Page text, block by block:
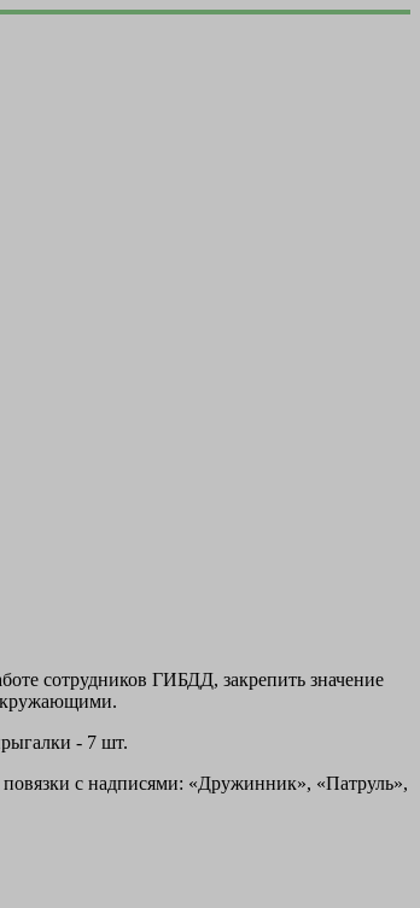
сотрудников ГИБДД, закрепить значение
- 7 шт.
с надписями: «Дружинник», «Патруль»,